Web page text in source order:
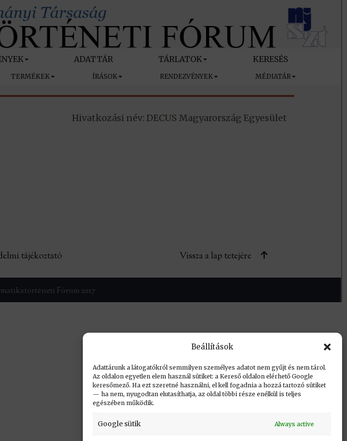
Beállítások
Adattárunk a látogatókról semmilyen személyes adatot nem gyűjt és nem tárol.
Az oldalon egyetlen elem használ sütiket: a Kereső oldalon elérhető Google
keresőmező. Ha ezt szeretné használni, el kell fogadnia a hozzá tartozó sütiket
— ha nem, nyugodtan elutasíthatja, az oldal többi része enélkül is teljes
egészében működik.
Google sütik Always active
ADATTÁR TÁRLATOK KERESÉS
TERMÉKEK ÍRÁSOK RENDEZVÉNYEK MÉDIATÁR
Hivatkozási név: DECUS Magyarország Egyesület
tájékoztató Vissza a lap tetejére
Fórum 2017